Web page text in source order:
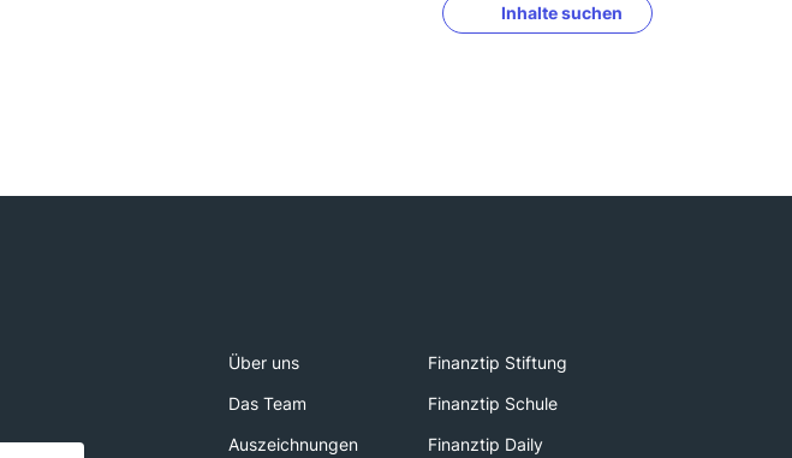
Inhalte suchen
Über uns
Finanztip Stiftung
Das Team
Finanztip Schule
Auszeichnungen
Finanztip Daily